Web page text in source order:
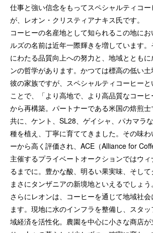
仕事と強い信念をもってスペシャルティコ
が、レオン・クリスティアナキス氏です。
コーヒーの名産地として知られるこの地に
ルズの名前は近年一際輝きを増しています
にわたる品質向上への努力と、地域ととも
ンの哲学があります。かつては標高の低い
彼の家族ですが、スペシャルティコーヒー
ことで、「より高地で、より高品質なコー
から再構築。パートナーである米国の焙煎
共に、ケント、SL28、ゲイシャ、パカマラ
種を植え、丁寧に育ててきました。その味
ーから高く評価され、ACE（Alliance for
主催するプライベートオークションではウ
るまでに。豊かな酸、明るい果実味、そして
まさにタンザニアの新境地といえるでしょう。
さらにレオンは、コーヒーを通じて地域社
ます。現地に水のインフラを整備し、スタ
域経済を活性化。農園を中心に小さな商店